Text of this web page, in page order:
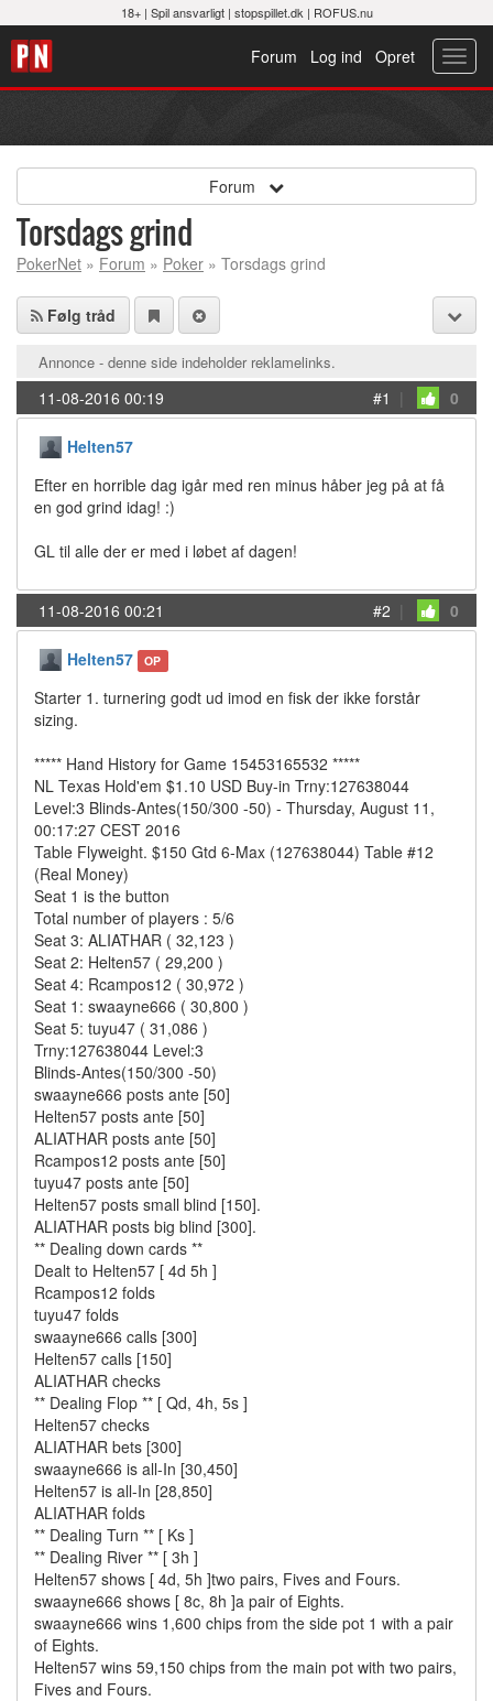
18+ | Spil ansvarligt| stopspillet.dk | ROFUS.nu
Opret
Log ind
Forum
Forum
Torsdags grind
PokerNet » Forum » Poker » Torsdags grind
Følg tråd
Annonce - denne side indeholder reklamelinks.
11-08-2016 00:19 #1 | 0
Helten57
Efter en horrible dag igår med ren minus håber jeg på at få
en god grind idag! :)
GL til alle der er med i løbet af dagen!
11-08-2016 00:21 #2 | 0
Helten57 OP
Starter 1. turnering godt ud imod en fisk der ikke forstår
sizing.
***** Hand History for Game 15453165532 *****
NL Texas Hold'em $1.10 USD Buy-in Trny:127638044
Level:3 Blinds-Antes(150/300 -50) - Thursday, August 11,
00:17:27 CEST 2016
Table Flyweight. $150 Gtd 6-Max (127638044) Table #12
(Real Money)
Seat 1 is the button
Total number of players : 5/6
Seat 3: ALIATHAR ( 32,123 )
Seat 2: Helten57 ( 29,200 )
Seat 4: Rcampos12 ( 30,972 )
Seat 1: swaayne666 ( 30,800 )
Seat 5: tuyu47 ( 31,086 )
Trny:127638044 Level:3
Blinds-Antes(150/300 -50)
swaayne666 posts ante [50]
Helten57 posts ante [50]
ALIATHAR posts ante [50]
Rcampos12 posts ante [50]
tuyu47 posts ante [50]
Helten57 posts small blind [150].
ALIATHAR posts big blind [300].
** Dealing down cards **
Dealt to Helten57 [ 4d 5h ]
Rcampos12 folds
tuyu47 folds
swaayne666 calls [300]
Helten57 calls [150]
ALIATHAR checks
** Dealing Flop ** [ Qd, 4h, 5s ]
Helten57 checks
ALIATHAR bets [300]
swaayne666 is all-In [30,450]
Helten57 is all-In [28,850]
ALIATHAR folds
** Dealing Turn ** [ Ks ]
** Dealing River ** [ 3h ]
Helten57 shows [ 4d, 5h ]two pairs, Fives and Fours.
swaayne666 shows [ 8c, 8h ]a pair of Eights.
swaayne666 wins 1,600 chips from the side pot 1 with a pair
of Eights.
Helten57 wins 59,150 chips from the main pot with two pairs,
Fives and Fours.